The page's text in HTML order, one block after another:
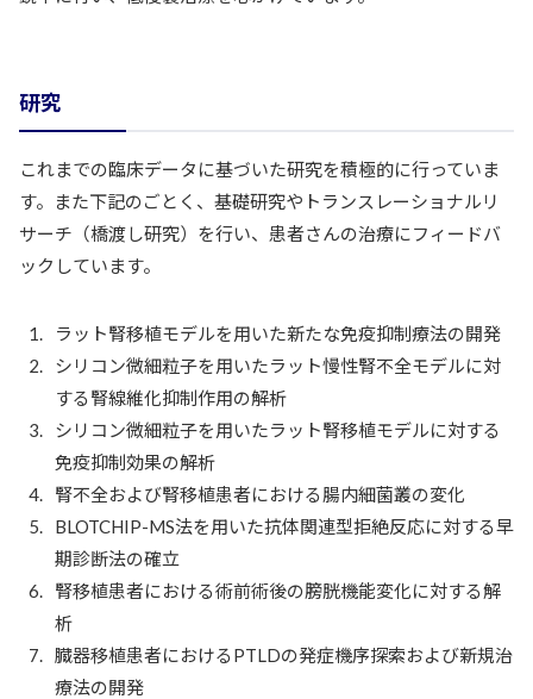
研究
これまでの臨床データに基づいた研究を積極的に行っていま
す。また下記のごとく、基礎研究やトランスレーショナルリ
サーチ（橋渡し研究）を行い、患者さんの治療にフィードバ
ックしています。
ラット腎移植モデルを用いた新たな免疫抑制療法の開発
シリコン微細粒子を用いたラット慢性腎不全モデルに対
する腎線維化抑制作用の解析
シリコン微細粒子を用いたラット腎移植モデルに対する
免疫抑制効果の解析
腎不全および腎移植患者における腸内細菌叢の変化
BLOTCHIP-MS法を用いた抗体関連型拒絶反応に対する早
期診断法の確立
腎移植患者における術前術後の膀胱機能変化に対する解
析
臓器移植患者におけるPTLDの発症機序探索および新規治
療法の開発